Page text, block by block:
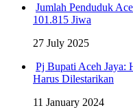
Jumlah Penduduk
101.815 Jiwa
27 July 2025
Pj Bupati Aceh Jaya:
Harus Dilestarikan
11 January 2024